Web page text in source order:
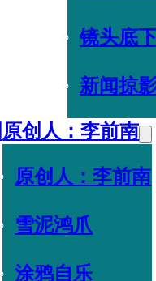
镜头底
新闻掠
原创人：李前南
原创人：李前南
雪泥鸿爪
涂鸦自乐